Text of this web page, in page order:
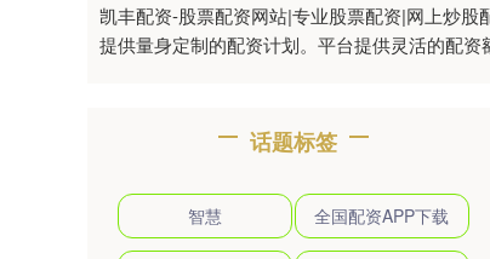
凯丰配资-股票配资网站|专业股票配资|网上炒
提供量身定制的配资计划。平台提供灵活的配资
话题标签
智慧 全国配资APP下载